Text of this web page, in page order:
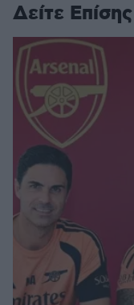
Δείτε Επίσης